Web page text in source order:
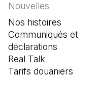
Nouvelles
Nos histoires
Communiqués et
déclarations
Real Talk
Tarifs douaniers